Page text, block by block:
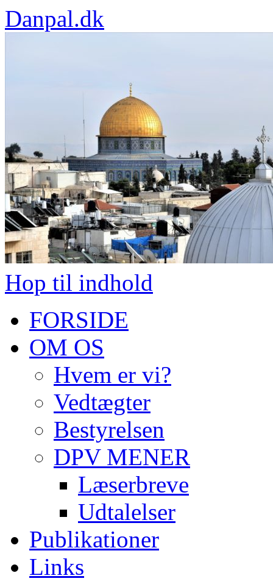
Danpal.dk
Hop til indhold
FORSIDE
OM OS
Hvem er vi?
Vedtægter
Bestyrelsen
DPV MENER
Læserbreve
Udtalelser
Publikationer
Links